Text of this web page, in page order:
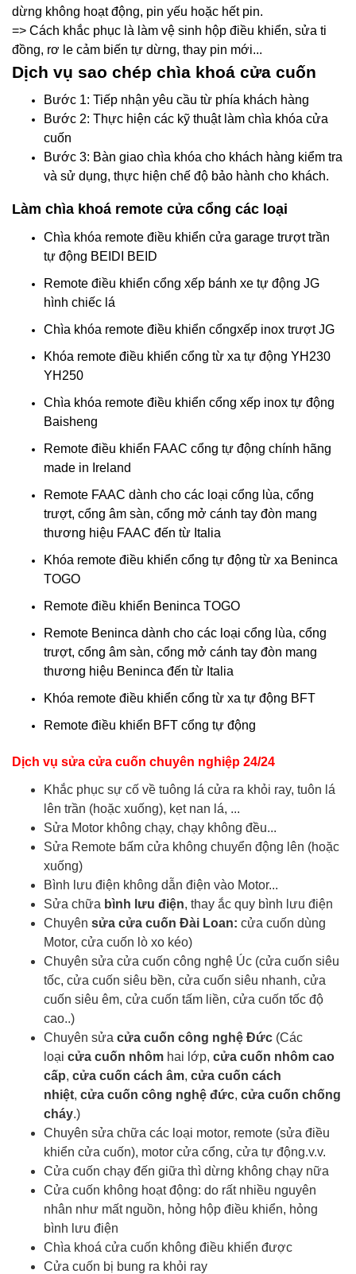
dừng không hoạt động, pin yếu hoặc hết pin.
=> Cách khắc phục là làm vệ sinh hộp điều khiển, sửa ti
đồng, rơ le cảm biến tự dừng, thay pin mới...
Dịch vụ sao chép chìa khoá cửa cuốn
Bước 1: Tiếp nhận yêu cầu từ phía khách hàng
Bước 2: Thực hiện các kỹ thuật làm chìa khóa cửa
cuốn
Bước 3: Bàn giao chìa khóa cho khách hàng kiểm tra
và sử dụng, thực hiện chế độ bảo hành cho khách.
Làm chìa khoá remote cửa cổng các loại
Chìa khóa remote điều khiển cửa garage trượt trần
tự động BEIDI BEID
Remote điều khiển cổng xếp bánh xe tự động JG
hình chiếc lá
Chìa khóa remote điều khiển cổngxếp inox trượt JG
Khóa remote điều khiển cổng từ xa tự động YH230
YH250
Chìa khóa remote điều khiển cổng xếp inox tự động
Baisheng
Remote điều khiển FAAC cổng tự động chính hãng
made in Ireland
Remote FAAC dành cho các loại cổng lùa, cổng
trượt, cổng âm sàn, cổng mở cánh tay đòn mang
thương hiệu FAAC đến từ Italia
Khóa remote điều khiển cổng tự động từ xa Beninca
TOGO
Remote điều khiển Beninca TOGO
Remote Beninca dành cho các loại cổng lùa, cổng
trượt, cổng âm sàn, cổng mở cánh tay đòn mang
thương hiệu Beninca đến từ Italia
Khóa remote điều khiển cổng từ xa tự động BFT
Remote điều khiển BFT cổng tự động
Dịch vụ sửa cửa cuốn chuyên nghiệp 24/24
Khắc phục sự cố về tuông lá cửa ra khỏi ray, tuôn lá
lên trần (hoặc xuống), kẹt nan lá, ...
Sửa Motor không chạy, chạy không đều...
Sửa Remote bấm cửa không chuyển động lên (hoặc
xuống)
Bình lưu điện không dẫn điện vào Motor...
Sửa chữa bình lưu điện, thay ắc quy bình lưu điện
Chuyên sửa cửa cuốn Đài Loan: cửa cuốn dùng
Motor, cửa cuốn lò xo kéo)
Chuyên sửa cửa cuốn công nghệ Úc (cửa cuốn siêu
tốc, cửa cuốn siêu bền, cửa cuốn siêu nhanh, cửa
cuốn siêu êm, cửa cuốn tấm liền, cửa cuốn tốc độ
cao..)
Chuyên sửa cửa cuốn công nghệ Đức (Các
loại cửa cuốn nhôm hai lớp, cửa cuốn nhôm cao
cấp, cửa cuốn cách âm, cửa cuốn cách
nhiệt, cửa cuốn công nghệ đức, cửa cuốn chống
cháy.)
Chuyên sửa chữa các loại motor, remote (sửa điều
khiển cửa cuốn), motor cửa cổng, cửa tự động.v.v.
Cửa cuốn chạy đến giữa thì dừng không chạy nữa
Cửa cuốn không hoạt động: do rất nhiều nguyên
nhân như mất nguồn, hỏng hộp điều khiển, hỏng
bình lưu điện
Chìa khoá cửa cuốn không điều khiển được
Cửa cuốn bị bung ra khỏi ray